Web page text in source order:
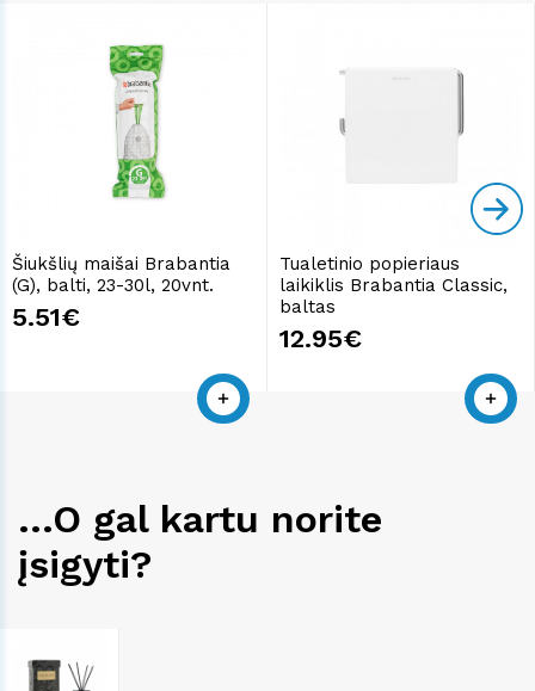
Šiukšlių maišai Brabantia
(G), balti, 23-30l, 20vnt.
5.51€
Tualetinio popieriaus
laikiklis Brabantia Classic,
baltas
12.95€
...O gal kartu norite
įsigyti?